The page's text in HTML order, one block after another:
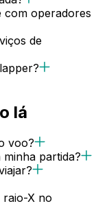
com operadores
de
lá
voo?
partida?
raio-X no